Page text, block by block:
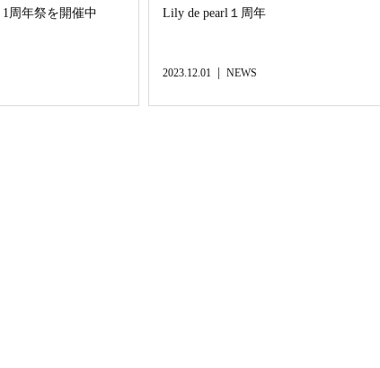
1周年祭を開催中 Lily de pearl１周年
2023.12.01 NEWS